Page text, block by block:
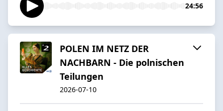
24:56
POLEN IM NETZ DER
NACHBARN - Die polnischen
Teilungen
2026-07-10